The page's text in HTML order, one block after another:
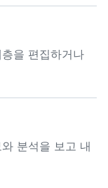
을 편집하거나
분석을 보고 내